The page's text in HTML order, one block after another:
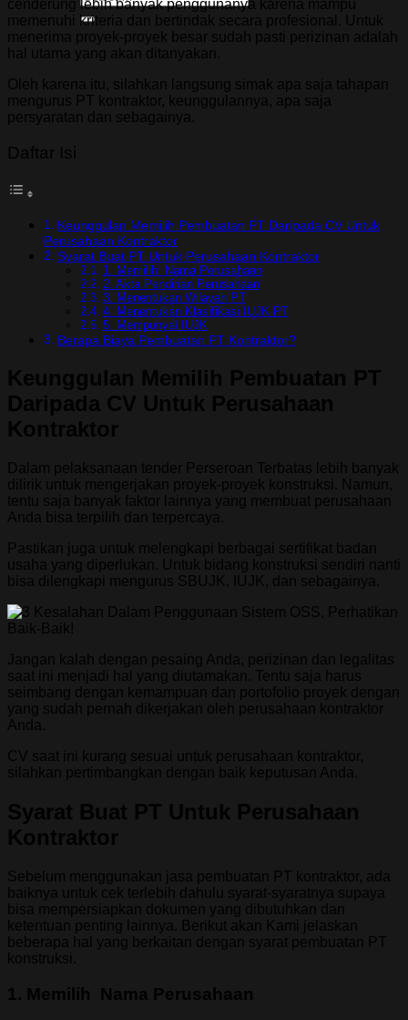
cenderung lebih banyak penggunanya karena mampu
memenuhi kriteria dan bertindak secara profesional. Untuk
menerima proyek-proyek besar sudah pasti perizinan adalah
hal utama yang akan ditanyakan.
Oleh karena itu, silahkan langsung simak apa saja tahapan
mengurus PT kontraktor, keunggulannya, apa saja
persyaratan dan sebagainya.
Daftar Isi
Keunggulan Memilih Pembuatan PT Daripada CV Untuk
Perusahaan Kontraktor
Syarat Buat PT Untuk Perusahaan Kontraktor
1. Memilih Nama Perusahaan
2. Akta Pendirian Perusahaan
3. Menentukan Wilayah PT
4. Menentukan Klasifikasi IUJK PT
5. Mempunyai IUJK
Berapa Biaya Pembuatan PT Kontraktor?
Keunggulan Memilih Pembuatan PT
Daripada CV Untuk Perusahaan
Kontraktor
Dalam pelaksanaan tender Perseroan Terbatas lebih banyak
dilirik untuk mengerjakan proyek-proyek konstruksi. Namun,
tentu saja banyak faktor lainnya yang membuat perusahaan
Anda bisa terpilih dan terpercaya.
Pastikan juga untuk melengkapi berbagai sertifikat badan
usaha yang diperlukan. Untuk bidang konstruksi sendiri nanti
bisa dilengkapi mengurus SBUJK, IUJK, dan sebagainya.
Jangan kalah dengan pesaing Anda, perizinan dan legalitas
saat ini menjadi hal yang diutamakan. Tentu saja harus
seimbang dengan kemampuan dan portofolio proyek dengan
yang sudah pernah dikerjakan oleh perusahaan kontraktor
Anda.
CV saat ini kurang sesuai untuk perusahaan kontraktor,
silahkan pertimbangkan dengan baik keputusan Anda.
Syarat Buat PT Untuk Perusahaan
Kontraktor
Sebelum menggunakan jasa pembuatan PT kontraktor, ada
baiknya untuk cek terlebih dahulu syarat-syaratnya supaya
bisa mempersiapkan dokumen yang dibutuhkan dan
ketentuan penting lainnya. Berikut akan Kami jelaskan
beberapa hal yang berkaitan dengan syarat pembuatan PT
konstruksi.
1 . Memilih Nama Perusahaan